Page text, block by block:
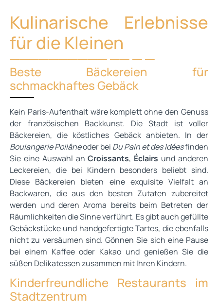
Kulinarische Erlebnisse
für die Kleinen
Beste Bäckereien für
schmackhaftes Gebäck
Kein Paris-Aufenthalt wäre komplett ohne den Genuss
der französischen Backkunst. Die Stadt ist voller
Bäckereien, die köstliches Gebäck anbieten. In der
Boulangerie Poilâneoder bei Du Pain et des Idéesfinden
Sie eine Auswahl anCroissants, Éclairs und anderen
Leckereien, die bei Kindern besonders beliebt sind.
Diese Bäckereien bieten eine exquisite Vielfalt an
Backwaren, die aus den besten Zutaten zubereitet
werden und deren Aroma bereits beim Betreten der
Räumlichkeiten die Sinne verführt. Es gibt auch gefüllte
Gebäckstücke und handgefertigte Tartes, die ebenfalls
nicht zu versäumen sind. Gönnen Sie sich eine Pause
bei einem Kaffee oder Kakao und genießen Sie die
süßen Delikatessen zusammen mit Ihren Kindern.
Kinderfreundliche Restaurants im
Stadtzentrum